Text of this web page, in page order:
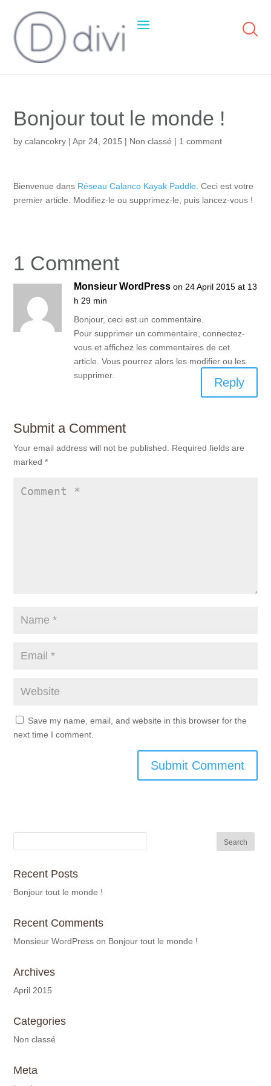
Bonjour tout le monde !
bycalancokry | Apr 24, 2015 | Non classé | 1 comment
Bienvenue dans Réseau Calanco Kayak Paddle . Ceci est votre
premier article. Modifiez-le ou supprimez-le, puis lancez-vous !
1 Comment
Monsieur WordPress on 24 April 2015 at 13
h 29 min
Bonjour, ceci est un commentaire.
Pour supprimer un commentaire, connectez-
vous et affichez les commentaires de cet
article. Vous pourrez alors les modifier ou les
supprimer.
Reply
Submit a Comment
Your email address will not be published.
Required fields are
marked*
Save my name, email, and website in this browser for the
next time I comment.
Recent Posts
Bonjour tout le monde !
Recent Comments
Monsieur WordPress on Bonjour tout le monde !
Archives
April 2015
Categories
Non classé
Meta